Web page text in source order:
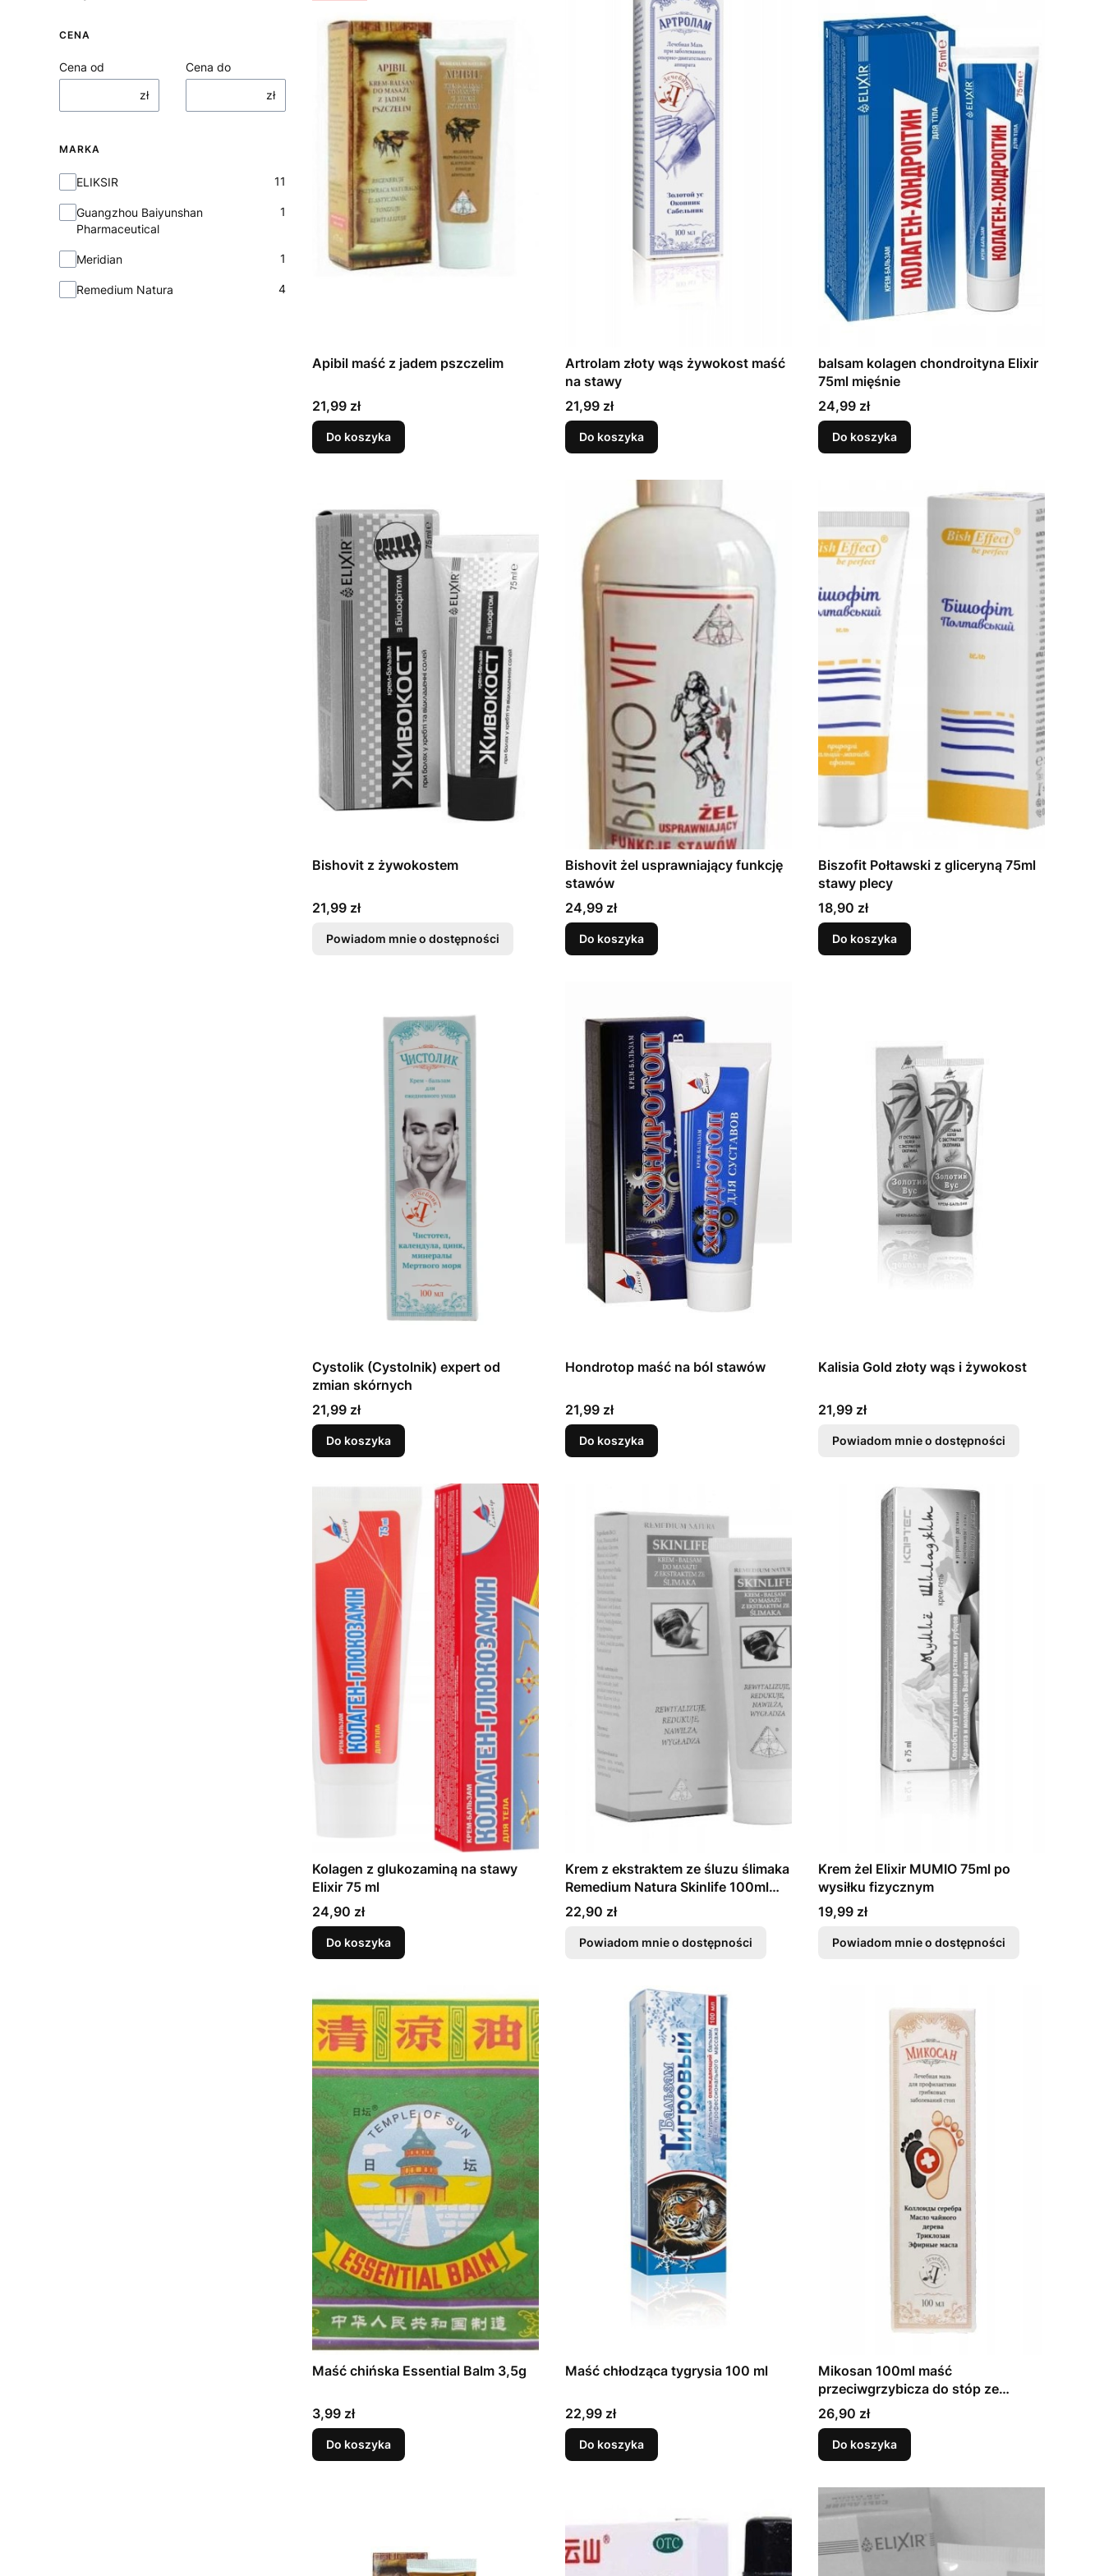
CENA
Cena od
zł
Cena do
zł
MARKA
MarkaELIKSIR 11
Guangzhou Baiyunshan
Pharmaceutical
1
Meridian 1
Remedium Natura 4
Apibil maść z jadem pszczelim
Cena
21,99 zł
Do koszyka
Artrolam złoty wąs żywokost maść
na stawy
Cena
21,99 zł
Do koszyka
balsam kolagen chondroityna Elixir
75ml mięśnie
Cena
24,99 zł
Do koszyka
Bishovit z żywokostem
Cena
21,99 zł
Powiadom mnie o dostępności
Bishovit żel usprawniający funkcję
stawów
Cena
24,99 zł
Do koszyka
Biszofit Połtawski z gliceryną 75ml
stawy plecy
Cena
18,90 zł
Do koszyka
Cystolik (Cystolnik) expert od
zmian skórnych
Cena
21,99 zł
Do koszyka
Hondrotop maść na ból stawów
Cena
21,99 zł
Do koszyka
Kalisia Gold złoty wąs i żywokost
Cena
21,99 zł
Powiadom mnie o dostępności
Kolagen z glukozaminą na stawy
Elixir 75 ml
Cena
24,90 zł
Do koszyka
Krem z ekstraktem ze śluzu ślimaka
Remedium Natura Skinlife 100ml
blizny
Cena
22,90 zł
Powiadom mnie o dostępności
Krem żel Elixir MUMIO 75ml po
wysiłku fizycznym
Cena
19,99 zł
Powiadom mnie o dostępności
Maść chińska Essential Balm 3,5g
Cena
3,99 zł
Do koszyka
Maść chłodząca tygrysia 100 ml
Cena
22,99 zł
Do koszyka
Mikosan 100ml maść
przeciwgrzybicza do stóp ze
srebrem koloidalnym
Cena
26,90 zł
Do koszyka